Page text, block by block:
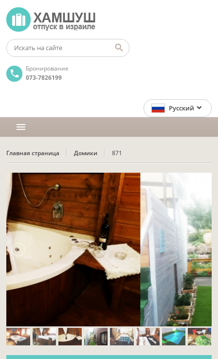
Бронирование
073-7826199
Русский
menu
Главная страница Домики 871